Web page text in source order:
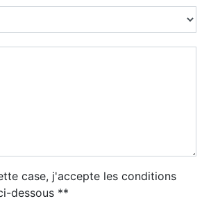
case, j'accepte les conditions
dessous **